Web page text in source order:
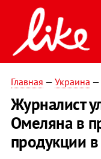
Главная — Украина —
Журналист
Омеляна в
продукции